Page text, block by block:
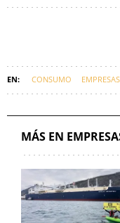
CONSUMO
MÁS EN